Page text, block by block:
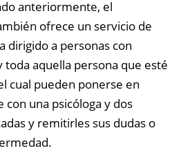
anteriormente, el
ofrece un servicio de
dirigido a personas con
toda aquella persona que esté
cual pueden ponerse en
una psicóloga y dos
y remitirles sus dudas o